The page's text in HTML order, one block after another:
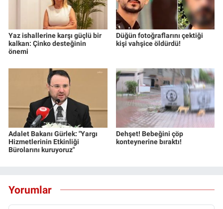
Yaz ishallerine karşı güçlü bir
kalkan: Çinko desteğinin
önemi
Düğün fotoğraflarını çektiği
kişi vahşice öldürdü!
Adalet Bakanı Gürlek: "Yargı
Hizmetlerinin Etkinliği
Bürolarını kuruyoruz"
Dehşet! Bebeğini çöp
konteynerine bıraktı!
Yorumlar